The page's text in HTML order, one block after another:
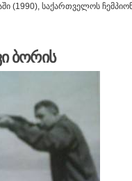
(1990),
ბორის